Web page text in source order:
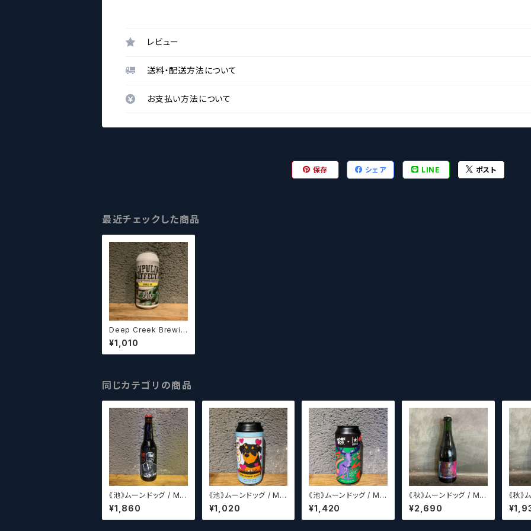
レビュー
送料・配送方法について
お支払い方法について
保存 シェア LINE ポスト
最近チェックした商品
Deep Creek Brewin
g Co. Lupulin Effect
ディープクリーク ル
プリン エフェクト
¥1,010
同じカテゴリの商品
《池》ムーンドッグ / Mo
on Dog XII
¥1,860
《池》ムーンドッグ / Mo
on Dog Rescue All
Stars(パッケージデザ
イン8種からランダムに
¥1,020
《池》ムーンドッグ / Mo
on Dog Mooseroo
¥1,420
《秋》ムーンドッグ / Mo
on Dog Jumping Th
e Shark 2013
¥2,690
《秋》ム
on
e